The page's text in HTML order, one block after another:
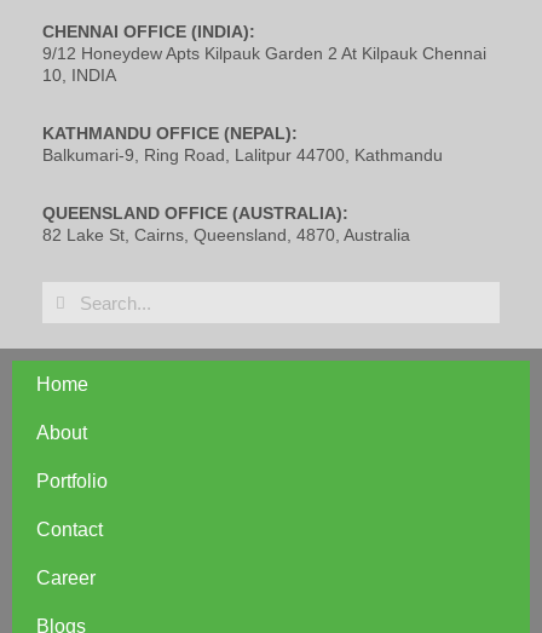
CHENNAI OFFICE (INDIA):
9/12 Honeydew Apts Kilpauk Garden 2 At Kilpauk Chennai
10, INDIA
KATHMANDU OFFICE (NEPAL):
Balkumari-9, Ring Road, Lalitpur 44700, Kathmandu
QUEENSLAND OFFICE (AUSTRALIA):
82 Lake St, Cairns, Queensland, 4870, Australia
Home
About
Portfolio
Contact
Career
Blogs